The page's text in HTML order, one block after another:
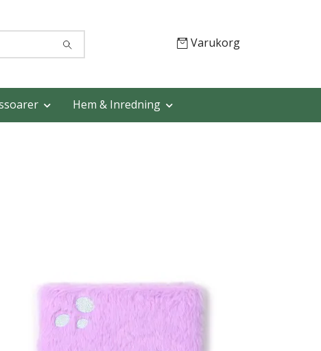
Varukorg
Hem & Inredning